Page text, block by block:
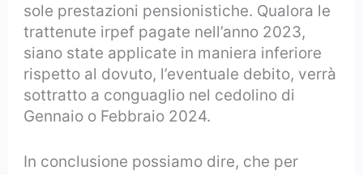
sole prestazioni pensionistiche. Qualora le
trattenute irpef pagate nell’anno 2023,
siano state applicate in maniera inferiore
rispetto al dovuto, l’eventuale debito, verrà
sottratto a conguaglio nel cedolino di
Gennaio o Febbraio 2024.
In conclusione possiamo dire, che per